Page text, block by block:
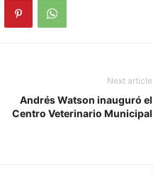
Next article
Andrés Watson inauguró el
Centro Veterinario Municipal